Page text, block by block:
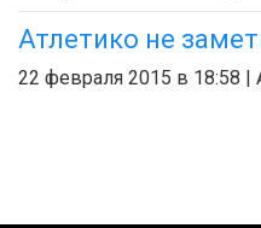
Атлетико не
22 февраля 2015 в 18:58 |